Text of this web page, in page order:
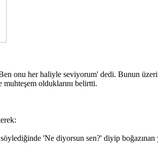
onu her haliyle seviyorum' dedi. Bunun
olduklarını belirtti.
'Ne diyorsun sen?' diyip boğazınan